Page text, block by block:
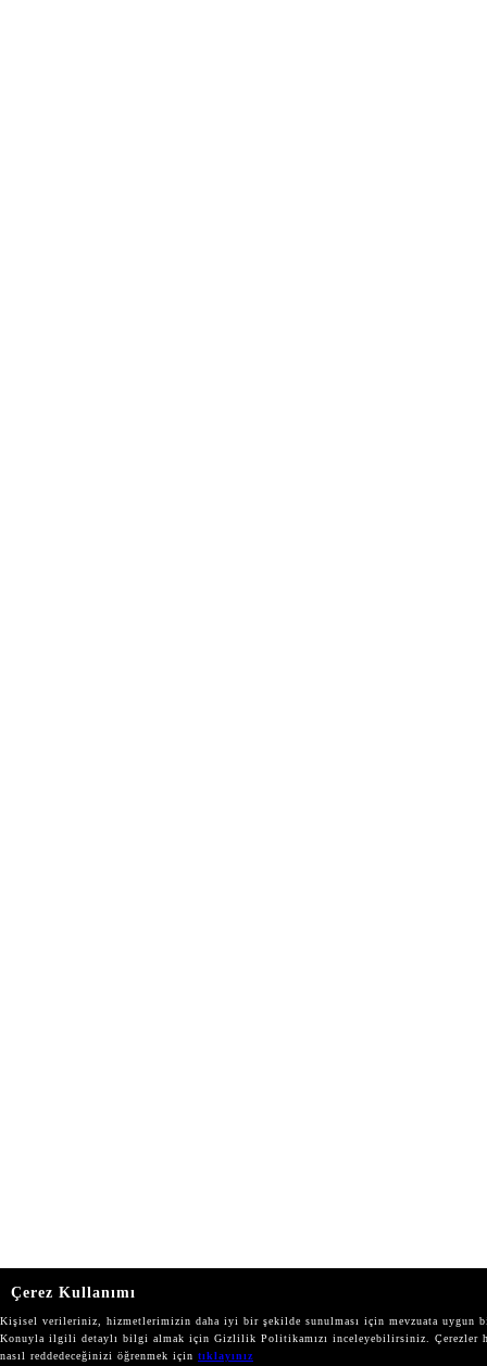
Çerez Kullanımı
Kişisel verileriniz, hizmetlerimizin daha iyi bir şekilde sunulması için mevzuata uygun
Konuyla ilgili detaylı bilgi almak için Gizlilik Politikamızı inceleyebilirsiniz. Çerezler
nasıl reddedeceğinizi öğrenmek için tıklayınız